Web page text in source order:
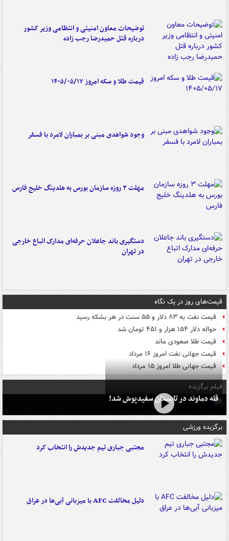
توضیحات معاون امنیتی و انتظامی وزیر کشور
درباره قتل حمیدرضا رجب زاده
قیمت طلا و سکه امروز ۱۴۰۵/۰۵/۱۷
وجود شواهدی مبنی بر بمباران لامرد با فسفر
مهلت ۳ روزه سازمان بورس به هلدینگ خلیج فارس
دستگیری باند جاعلان حرفه‌ای مدارک اتباع خارجی
در تهران
قیمت‌های روز در یک نگاه
قیمت نفت به ۸۳ دلار و ۵۵ سنت در هر بشکه رسید
حواله دلار ۱۵۴ هزار و ۴۵۱ تومان شد
قیمت طلا صعودی ماند
قیمت جهانی نفت امروز ۱۶ مرداد
قیمت جهانی طلا امروز ۱۵ مرداد
فیلم برگزیده
قله دماوند در تابستان سفیدپوش شد!
برگزیده ورزشی
مجتبی جباری تیم جدیدش را انتخاب کرد
دلیل مخالفت AFC با میزبانی آبی‌ها در عراق